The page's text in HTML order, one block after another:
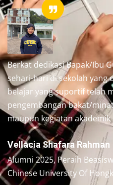
Berkat dedikasi Bapak/Ibu
sehari-hari di sekolah yang
belajar yang suportif telah
pengembangan bakat/
maupun kegiatan akademik
Vellacia Shafara Rahman
Alumni 2025, Peraih
Chinese University Of